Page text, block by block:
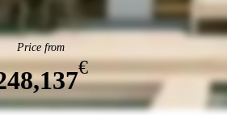
Price from
€